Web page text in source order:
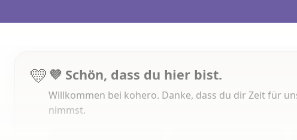
💛 💜 Schön, dass du hier bist.
Willkommen bei kohero. Danke, dass du dir Zeit für
nimmst.